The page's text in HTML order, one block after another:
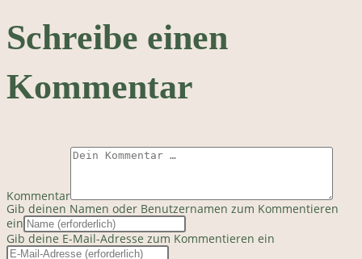
Schreibe einen
Kommentar
Kommentar
Gib deinen Namen oder Benutzernamen zum Kommentieren
ein
Gib deine E-Mail-Adresse zum Kommentieren ein